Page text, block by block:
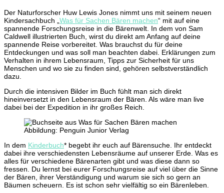
Der Naturforscher Huw Lewis Jones nimmt uns mit seinem neuen
Kindersachbuch „ Was für Sachen Bären machen“ mit auf eine
spannende Forschungsreise in die Bärenwelt. In dem von Sam
Caldwell illustrierten Buch, wirst du direkt am Anfang auf deine
spannende Reise vorbereitet. Was brauchst du für deine
Entdeckungen und was soll man beachten dabei. Erklärungen zum
Verhalten in ihrem Lebensraum, Tipps zur Sicherheit für uns
Menschen und wo sie zu finden sind, gehören selbstverständlich
dazu.
Durch die intensiven Bilder im Buch fühlt man sich direkt
hineinversetzt in den Lebensraum der Bären. Als wäre man live
dabei bei der Expedition in ihr großes Reich.
Abbildung: Penguin Junior Verlag
In dem Kinderbuch* begebt ihr euch auf Bärensuche. Ihr entdeckt
dabei ihre verschiedensten Lebensräume auf unserer Erde. Was es
alles für verschiedene Bärenarten gibt und was diese dann so
fressen. Du lernst bei eurer Forschungsreise auf viel über die Sinne
der Bären, ihrer Verständigung und warum sie sich so gern an
Bäumen scheuern. Es ist schon sehr vielfältig so ein Bärenleben.